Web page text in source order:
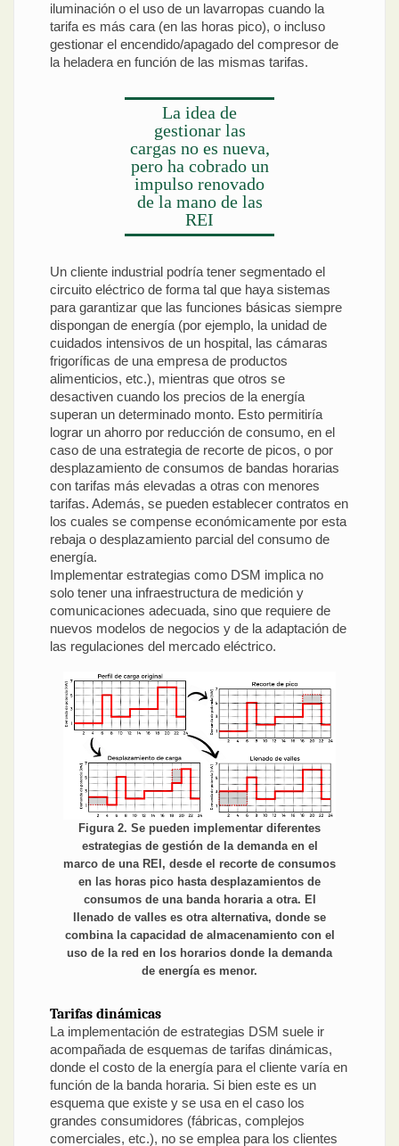
iluminación o el uso de un lavarropas cuando la
tarifa es más cara (en las horas pico), o incluso
gestionar el encendido/apagado del compresor de
la heladera en función de las mismas tarifas.
La idea de
gestionar las
cargas no es nueva,
pero ha cobrado un
impulso renovado
de la mano de las
REI
Un cliente industrial podría tener segmentado el
circuito eléctrico de forma tal que haya sistemas
para garantizar que las funciones básicas siempre
dispongan de energía (por ejemplo, la unidad de
cuidados intensivos de un hospital, las cámaras
frigoríficas de una empresa de productos
alimenticios, etc.), mientras que otros se
desactiven cuando los precios de la energía
superan un determinado monto. Esto permitiría
lograr un ahorro por reducción de consumo, en el
caso de una estrategia de recorte de picos, o por
desplazamiento de consumos de bandas horarias
con tarifas más elevadas a otras con menores
tarifas. Además, se pueden establecer contratos en
los cuales se compense económicamente por esta
rebaja o desplazamiento parcial del consumo de
energía.
Implementar estrategias como DSM implica no
solo tener una infraestructura de medición y
comunicaciones adecuada, sino que requiere de
nuevos modelos de negocios y de la adaptación de
las regulaciones del mercado eléctrico.
Figura 2. Se pueden implementar diferentes
estrategias de gestión de la demanda en el
marco de una REI, desde el recorte de consumos
en las horas pico hasta desplazamientos de
consumos de una banda horaria a otra. El
llenado de valles es otra alternativa, donde se
combina la capacidad de almacenamiento con el
uso de la red en los horarios donde la demanda
de energía es menor.
Tarifas dinámicas
La implementación de estrategias DSM suele ir
acompañada de esquemas de tarifas dinámicas,
donde el costo de la energía para el cliente varía en
función de la banda horaria. Si bien este es un
esquema que existe y se usa en el caso los
grandes consumidores (fábricas, complejos
comerciales, etc.), no se emplea para los clientes